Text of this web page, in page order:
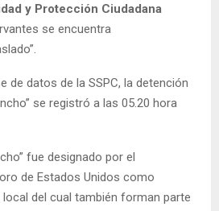
y Protección Ciudadana
se encuentra
de datos de la SSPC, la detención
se registró a las 05.20 hora
fue designado por el
de Estados Unidos como
del cual también forman parte